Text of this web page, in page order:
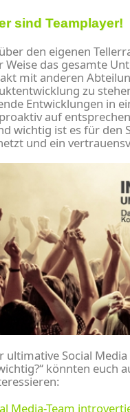
sind Teamplayer!
den eigenen
das gesamte
mit anderen
zu
Entwicklungen in
auf
wichtig ist es für den
und ein
ultimative Social
könnten euch
Media-Team